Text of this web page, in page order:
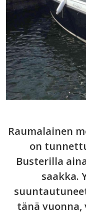
Raumalainen
on
Busterilla
saakka.
tänä